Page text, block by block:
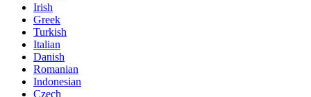
Irish
Greek
Turkish
Italian
Danish
Romanian
Indonesian
Czech